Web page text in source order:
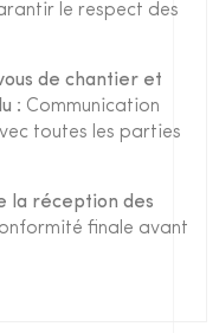
le respect des
de chantier et
: Communication
toutes les parties
la réception des
finale avant